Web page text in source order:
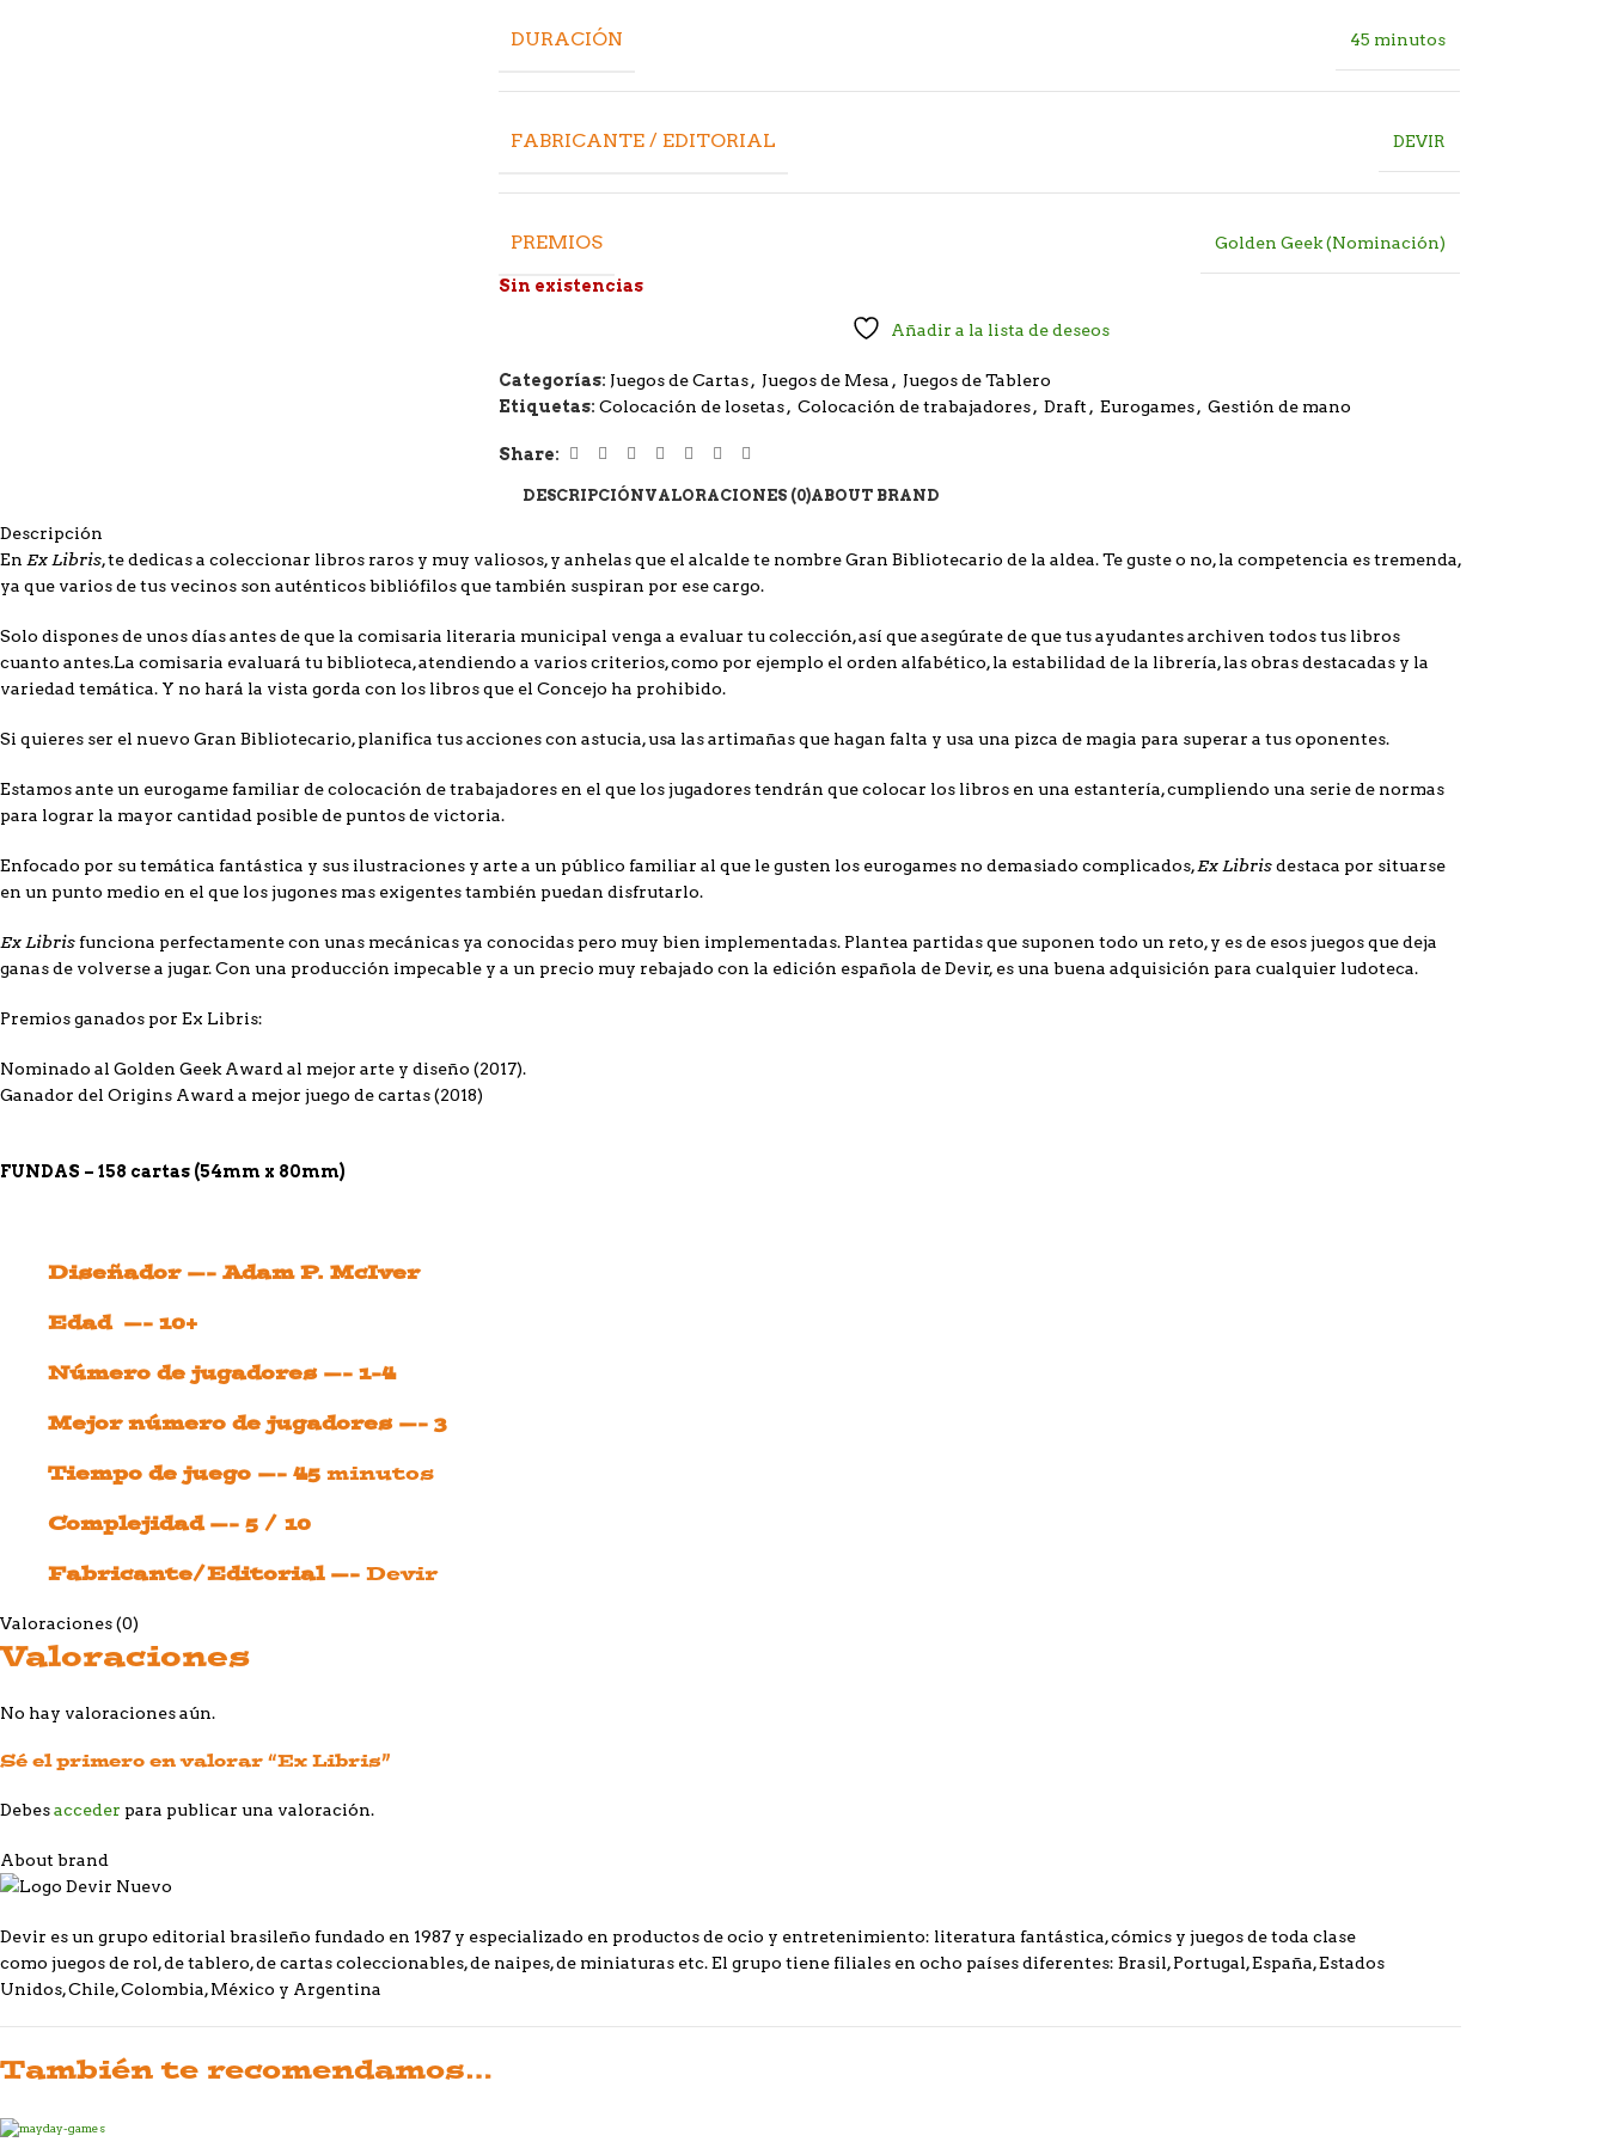
DURACIÓN 45 minutos
FABRICANTE / EDITORIAL DEVIR
PREMIOS Golden Geek (Nominación)
Sin existencias
Añadir a la lista de deseos
Categorías: Juegos de Cartas, Juegos de Mesa , Juegos de Tablero
Etiquetas: Colocación de losetas, Colocación de trabajadores, Draft , Eurogames, Gestión de mano
Share:
DESCRIPCIÓNVALORACIONES (0)ABOUT BRAND
Descripción
En Ex Libris, te dedicas a coleccionar libros raros y muy valiosos, y anhelas que el alcalde te nombre Gran Bibliotecario de la aldea. Te guste o no, la competencia es tremenda,
ya que varios de tus vecinos son auténticos bibliófilos que también suspiran por ese cargo.
Solo dispones de unos días antes de que la comisaria literaria municipal venga a evaluar tu colección, así que asegúrate de que tus ayudantes archiven todos tus libros
cuanto antes.La comisaria evaluará tu biblioteca, atendiendo a varios criterios, como por ejemplo el orden alfabético, la estabilidad de la librería, las obras destacadas y la
variedad temática. Y no hará la vista gorda con los libros que el Concejo ha prohibido.
Si quieres ser el nuevo Gran Bibliotecario, planifica tus acciones con astucia, usa las artimañas que hagan falta y usa una pizca de magia para superar a tus oponentes.
Estamos ante un eurogame familiar de colocación de trabajadores en el que los jugadores tendrán que colocar los libros en una estantería, cumpliendo una serie de normas
para lograr la mayor cantidad posible de puntos de victoria.
Enfocado por su temática fantástica y sus ilustraciones y arte a un público familiar al que le gusten los eurogames no demasiado complicados,Ex Librisdestaca por situarse
en un punto medio en el que los jugones mas exigentes también puedan disfrutarlo.
Ex Librisfunciona perfectamente con unas mecánicas ya conocidas pero muy bien implementadas. Plantea partidas que suponen todo un reto, y es de esos juegos que deja
ganas de volverse a jugar. Con una producción impecable y a un precio muy rebajado con la edición española de Devir, es una buena adquisición para cualquier ludoteca.
Premios ganados por Ex Libris:
Nominado al Golden Geek Award al mejor arte y diseño (2017).
Ganador del Origins Award a mejor juego de cartas (2018)
FUNDAS – 158 cartas (54mm x 80mm)
Diseñador —- Adam P. McIver
Edad —- 10+
Número de jugadores —- 1-4
Mejor número de jugadores —- 3
Tiempo de juego —- 45 minutos
Complejidad —- 5 / 10
Fabricante/Editorial —- Devir
Valoraciones (0)
Valoraciones
No hay valoraciones aún.
Sé el primero en valorar “Ex Libris”
Debesacceder para publicar una valoración.
About brand
Devir es un grupo editorial brasileño fundado en 1987 y especializado en productos de ocio y entretenimiento: literatura fantástica, cómics y juegos de toda clase
como juegos de rol, de tablero, de cartas coleccionables, de naipes, de miniaturas etc. El grupo tiene filiales en ocho países diferentes: Brasil, Portugal, España, Estados
Unidos, Chile, Colombia, México y Argentina
También te recomendamos…